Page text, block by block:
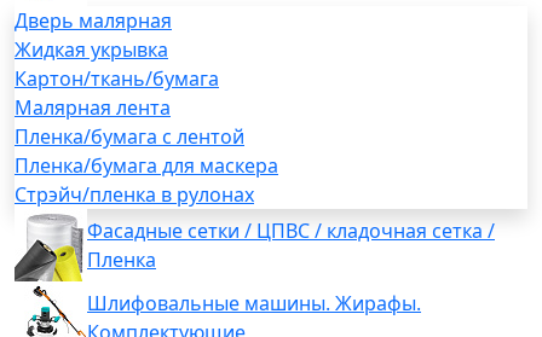
Дверь малярная
Жидкая укрывка
Картон/ткань/бумага
Малярная лента
Пленка/бумага с лентой
Пленка/бумага для маскера
Стрэйч/пленка в рулонах
Фасадные сетки / ЦПВС / кладочная сетка /
Пленка
Шлифовальные машины. Жирафы.